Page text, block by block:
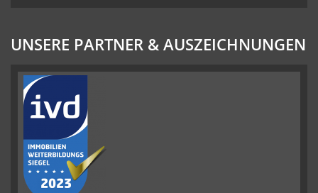
UNSERE PARTNER & AUSZEICHNUNGEN